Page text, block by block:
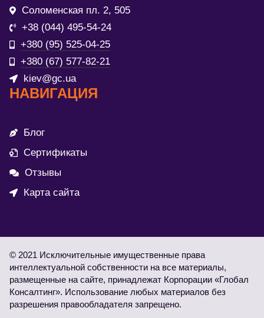
Соломенская пл. 2, 505
+38 (044) 495-54-24
+380 (95) 525-04-25
+380 (67) 577-82-21
kiev@gc.ua
НАВИГАЦИЯ
Блог
Сертификаты
Отзывы
Карта сайта
© 2021 Исключительные имущественные права
интеллектуальной собственности на все материалы,
размещенные на сайте, принадлежат Корпорации «Глобал
Консалтинг». Использование любых материалов без
разрешения правообладателя запрещено.